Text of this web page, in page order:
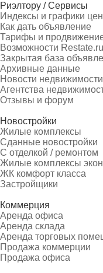
Риэлтору / Сервисы
Индексы и графики цен
Как дать объявление
Тарифы и
Возможности Restate.ru
Закрытая база
Архивные данные
Новости недвижимости
Агентства
Отзывы и форум
Новостройки
Жилые комплексы
Сданные новостройки
С отделкой / ремонтом
Жилые комплексы
ЖК комфорт класса
Застройщики
Коммерция
Аренда офиса
Аренда склада
Аренда торговых
Продажа коммерции
Продажа офиса